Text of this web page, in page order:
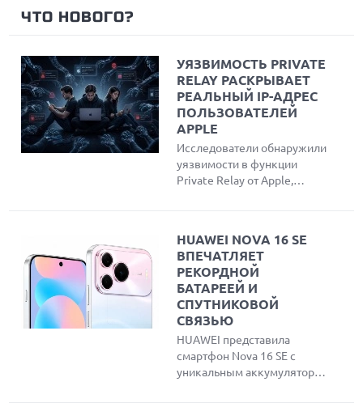
ЧТО НОВОГО?
УЯЗВИМОСТЬ PRIVATE
RELAY РАСКРЫВАЕТ
РЕАЛЬНЫЙ IP-АДРЕС
ПОЛЬЗОВАТЕЛЕЙ
APPLE
Исследователи обнаружили
уязвимости в функции
Private Relay от Apple,
IP-адрес пользователей
Safari. Эксперты создали
инструмент для проверки
утечки данных и объяснили
причины публичного
разглашения проблемы
вместо обращения в
компанию.
HUAWEI NOVA 16 SE
ВПЕЧАТЛЯЕТ
РЕКОРДНОЙ
БАТАРЕЕЙ И
СПУТНИКОВОЙ
СВЯЗЬЮ
HUAWEI представила
смартфон Nova 16 SE с
уникальным аккумулятором